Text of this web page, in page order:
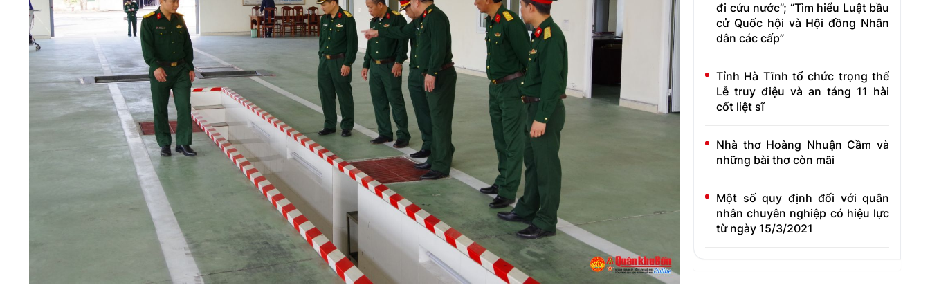
đi cứu nước”; “Tìm hiểu Luật bầu
cử Quốc hội và Hội đồng Nhân
dân các cấp”
Tỉnh Hà Tĩnh tổ chức trọng thể
Lễ truy điệu và an táng 11 hài
cốt liệt sĩ
Nhà thơ Hoàng Nhuận Cầm và
những bài thơ còn mãi
Một số quy định đối với quân
nhân chuyên nghiệp có hiệu lực
từ ngày 15/3/2021